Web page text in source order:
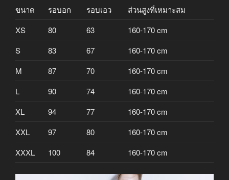
ขนาด รอบอก รอบเอว
ส่วนสูงที่เหมาะสม
XS
80 63
160-170 cm
S
83 67
160-170 cm
M
87 70
160-170 cm
L
90 74
160-170 cm
XL
94 77
160-170 cm
XXL
97 80
160-170 cm
XXXL
100 84 160-170 cm